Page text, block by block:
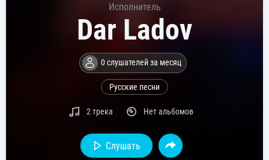
Исполнитель
Dar Ladov
0 слушателей за месяц
Русские песни
2 трека Нет альбомов
Слушать